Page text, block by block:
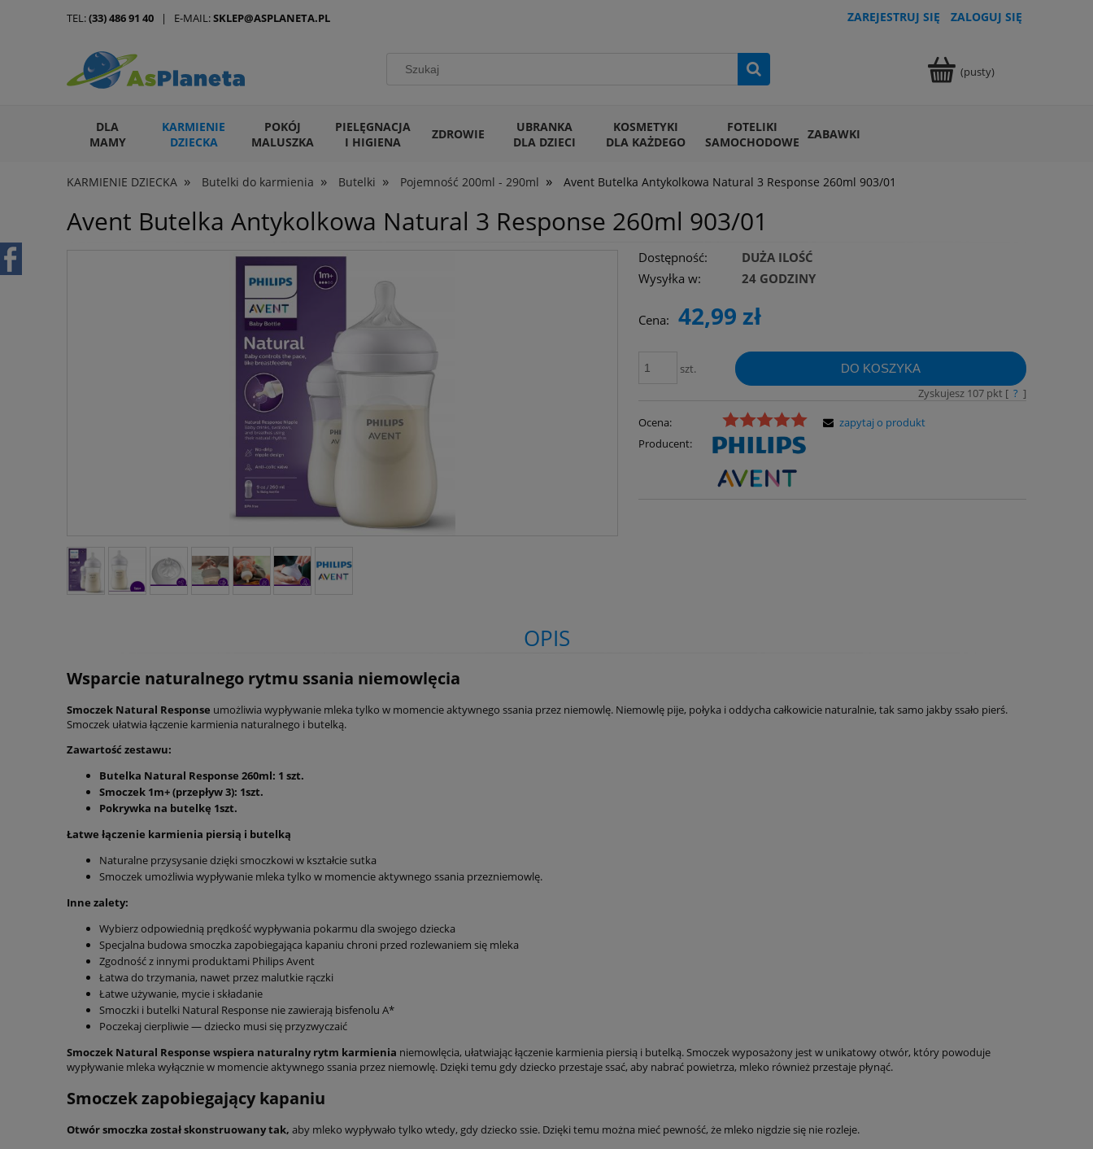
ZAREJESTRUJ SIĘ ZALOGUJ SIĘ
(pusty)
DLA
MAMY
KARMIENIE
DZIECKA
POKÓJ
MALUSZKA
PIELĘGNACJA
I HIGIENA
ZDROWIE
UBRANKA
DLA DZIECI
KOSMETYKI
DLA KAŻDEGO
FOTELIKI
SAMOCHODOWE ZABAWKI
ARTYKUŁY DLA ZWIERZĄT
KARMIENIE DZIECKA » Butelki do karmienia » Butelki » Pojemność 200ml - 290ml » Avent Butelka Antykolkowa Natural 3 Response 260ml 903/01
TEL:(33) 486 91 40 | E-MAIL:SKLEP@ASPLANETA.PL
Avent Butelka Antykolkowa Natural 3 Response 260ml 903/01
Dostępność:
DUŻA ILOŚĆ
Wysyłka w:
24 GODZINY
Cena: 42,99 zł
szt. DO KOSZYKA
Zyskujesz 107pkt [ ? ]
Ocena:
Producent:
zapytaj o produkt
OPIS
Wsparcie naturalnego rytmu ssania niemowlęcia
Smoczek Natural Response umożliwia wypływanie mleka tylko w momencie aktywnego ssania przez niemowlę. Niemowlę pije, połyka i oddycha całkowicie naturalnie, tak samo jakby ssało pierś.
Smoczek ułatwia łączenie karmienia naturalnego i butelką.
Zawartość zestawu:
Butelka Natural Response 260ml: 1 szt.
Smoczek 1m+ (przepływ 3): 1szt.
Pokrywka na butelkę 1szt.
Łatwe łączenie karmienia piersią i butelką
Naturalne przysysanie dzięki smoczkowi w kształcie sutka
Smoczek umożliwia wypływanie mleka tylko w momencie aktywnego ssania przezniemowlę.
Inne zalety:
Wybierz odpowiednią prędkość wypływania pokarmu dla swojego dziecka
Specjalna budowa smoczka zapobiegająca kapaniu chroni przed rozlewaniem się mleka
Zgodność z innymi produktami Philips Avent
Łatwa do trzymania, nawet przez malutkie rączki
Łatwe używanie, mycie i składanie
Smoczki i butelki Natural Response nie zawierają bisfenolu A*
Poczekaj cierpliwie — dziecko musi się przyzwyczaić
Smoczek Natural Response wspiera naturalny rytm karmienia niemowlęcia, ułatwiając łączenie karmienia piersią i butelką. Smoczek wyposażony jest w unikatowy otwór, który powoduje
wypływanie mleka wyłącznie w momencie aktywnego ssania przez niemowlę. Dzięki temu gdy dziecko przestaje ssać, aby nabrać powietrza, mleko również przestaje płynąć.
Smoczek zapobiegający kapaniu
Otwór smoczka został skonstruowany tak, aby mleko wypływało tylko wtedy, gdy dziecko ssie. Dzięki temu można mieć pewność, że mleko nigdzie się nie rozleje.